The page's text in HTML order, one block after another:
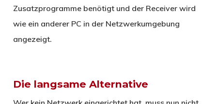
Zusatzprogramme benötigt und der Receiver wird
wie ein anderer PC in der Netzwerkumgebung
angezeigt.
Die langsame Alternative